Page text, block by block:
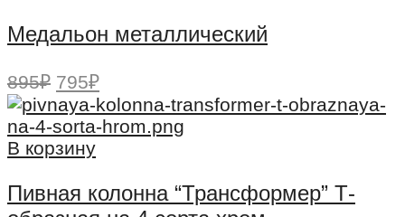
Медальон металлический
895₽ Первоначальная
цена
составляла
895₽.
795₽Текущая
цена:
795₽.
В корзину
Пивная колонна “Трансформер” Т-